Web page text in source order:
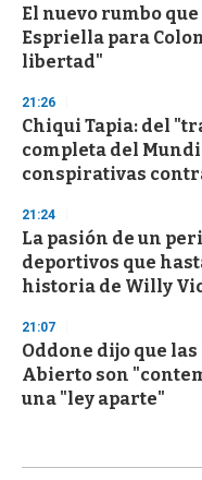
El nuevo rumbo
Espriella para
libertad"
21:26
Chiqui Tapia: del
completa del
conspirativas
21:24
La pasión de un
deportivos que
historia de Willy
21:07
Oddone dijo que
Abierto son
una "ley aparte"